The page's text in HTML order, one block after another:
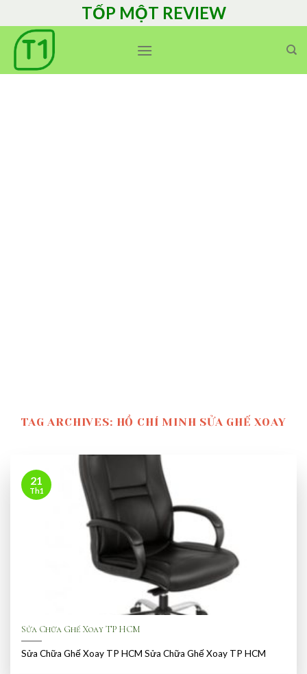
to
content
TỐP MỘT REVIEW
TAG ARCHIVES: HỒ CHÍ MINH SỬA GHẾ XOAY
Sửa Chữa Ghế Xoay TP HCM
Sửa Chữa Ghế Xoay TP HCM Sửa Chữa Ghế Xoay TP HCM
21
Th1